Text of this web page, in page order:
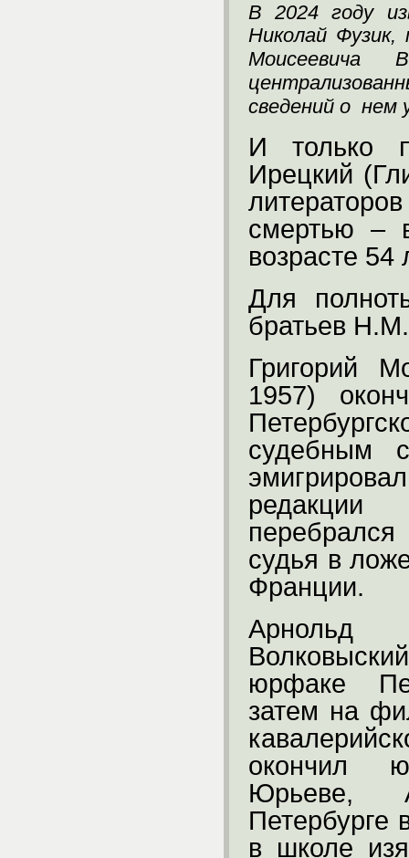
В 2024 году
Николай
Моисеевича
сведений о нем
И только
Ирецкий
смертью –
возрасте 54
Для
братьев
Григорий
1957)
судебным
судья в
Франции.
Арнольд
юрфаке
затем на
окончил
Юрьеве,
Петербурге
в школе